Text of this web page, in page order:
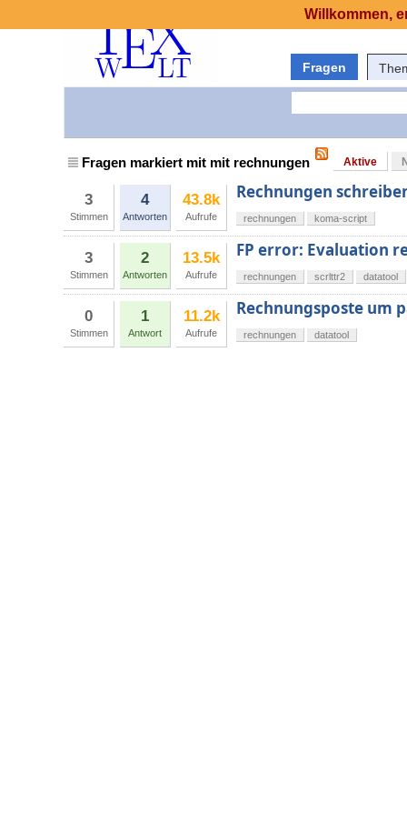
Fragen
Fragen markiert mit mit rechnungen Aktive
3
Stimmen
4
Antworten
43.8k
Aufrufe
Rechnungen
rechnungen koma-script
3
Stimmen
2
Antworten
13.5k
Aufrufe
FP error: Evaluation
rechnungen scrlttr2 datatool
0
Stimmen
1
Antwort
11.2k
Aufrufe
Rechnungsposte um
rechnungen datatool
Willkommen,